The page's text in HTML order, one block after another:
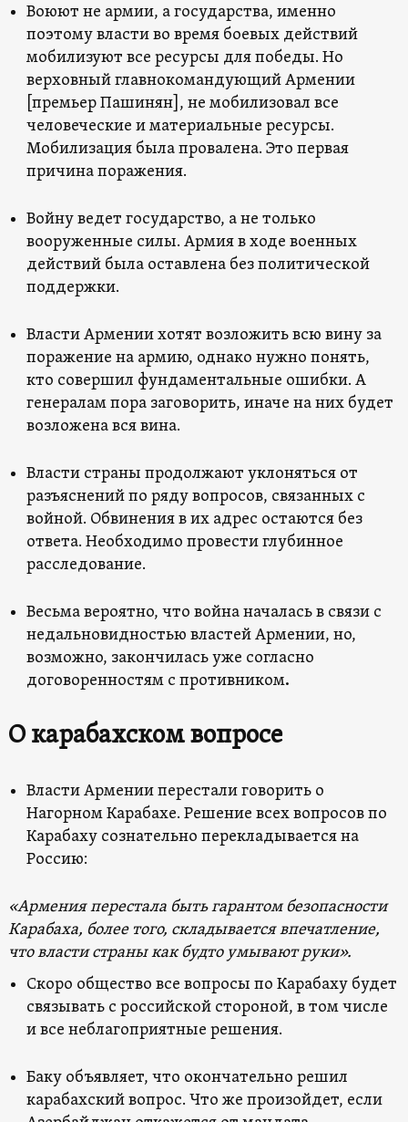
Воюют не армии, а государства, именно
поэтому власти во время боевых действий
мобилизуют все ресурсы для победы. Но
верховный главнокомандующий Армении
[премьер Пашинян], не мобилизовал все
человеческие и материальные ресурсы.
Мобилизация была провалена. Это первая
причина поражения.
Войну ведет государство, а не только
вооруженные силы. Армия в ходе военных
действий была оставлена без политической
поддержки.
Власти Армении хотят возложить всю вину за
поражение на армию, однако нужно понять,
кто совершил фундаментальные ошибки. А
генералам пора заговорить, иначе на них будет
возложена вся вина.
Власти страны продолжают уклоняться от
разъяснений по ряду вопросов, связанных с
войной. Обвинения в их адрес остаются без
ответа. Необходимо провести глубинное
расследование.
Весьма вероятно, что война началась в связи с
недальновидностью властей Армении, но,
возможно, закончилась уже согласно
договоренностям с противником.
О карабахском вопросе
Власти Армении перестали говорить о
Нагорном Карабахе. Решение всех вопросов по
Карабаху сознательно перекладывается на
Россию:
«Армения перестала быть гарантом безопасности
Карабаха, более того, складывается впечатление,
что власти страны как будто умывают руки».
Скоро общество все вопросы по Карабаху будет
связывать с российской стороной, в том числе
и все неблагоприятные решения.
Баку объявляет, что окончательно решил
карабахский вопрос. Что же произойдет, если